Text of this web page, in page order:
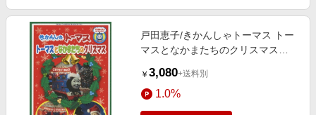
戸田恵子/きかんしゃトーマス トー
マスとなかまたちのクリスマス
￥ 3,080+送料別
1.0%